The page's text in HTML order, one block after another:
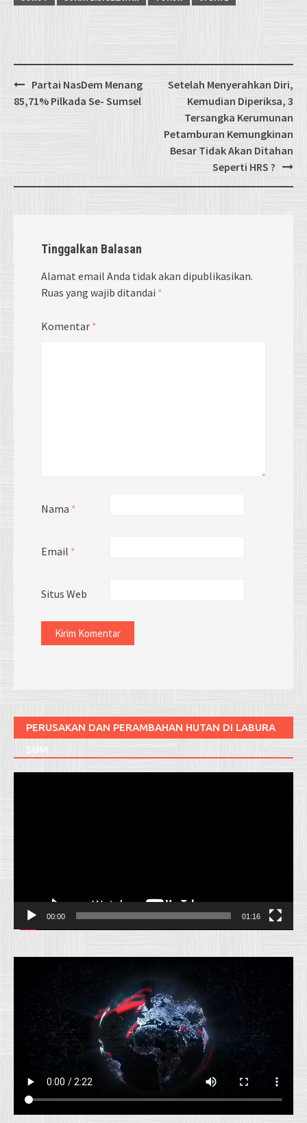
Post
navigation
Partai NasDem Menang
85,71% Pilkada Se- Sumsel
Setelah Menyerahkan Diri,
Kemudian Diperiksa, 3
Tersangka Kerumunan
Petamburan Kemungkinan
Besar Tidak Akan Ditahan
Seperti HRS ?
Tinggalkan Balasan
Alamat email Anda tidak akan dipublikasikan.
Ruas yang wajib ditandai *
Komentar *
Nama *
Email *
Situs Web
PERUSAKAN DAN PERAMBAHAN HUTAN DI LABURA
SUM
00:00 01:16